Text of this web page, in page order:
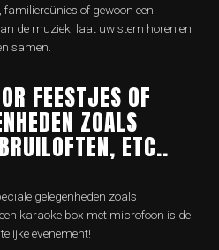
of gewoon een
de muziek, laat uw stem horen en
samen.
FEESTJES OF
ZOALS
ETC..
gelegenheden zoals
karaoke box met microfoon is de
evenement!